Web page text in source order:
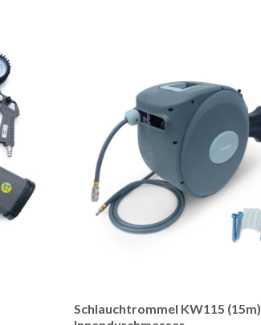
Schlauchtrommel KW115 (15m)